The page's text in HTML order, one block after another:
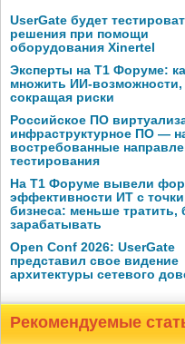
UserGate будет
решения при помощи
оборудования Xinertel
Эксперты на Т1 Форуме:
множить ИИ-возможности,
сокращая риски
Российское ПО
инфраструктурное ПО —
востребованные
тестирования
На Т1 Форуме вывели
эффективности ИТ с
бизнеса: меньше тратить,
зарабатывать
Open Conf 2026: UserGate
представил свое видение
архитектуры сетевого
Рекомендуемые